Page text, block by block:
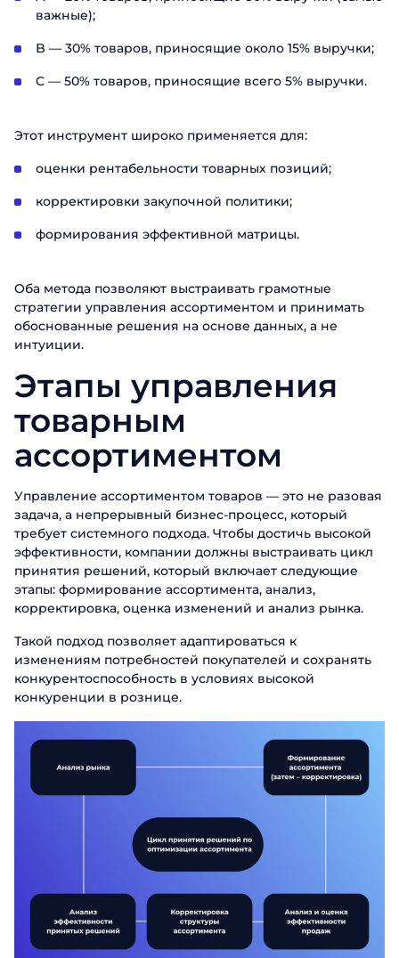
важные);
B — 30% товаров, приносящие около 15% выручки;
C — 50% товаров, приносящие всего 5% выручки.
Этот инструмент широко применяется для:
оценки рентабельности товарных позиций;
корректировки закупочной политики;
формирования эффективной матрицы.
Оба метода позволяют выстраивать грамотные
стратегии управления ассортиментом и принимать
обоснованные решения на основе данных, а не
интуиции.
Этапы управления
товарным
ассортиментом
Управление ассортиментом товаров — это не разовая
задача, а непрерывный бизнес-процесс, который
требует системного подхода. Чтобы достичь высокой
эффективности, компании должны выстраивать цикл
принятия решений, который включает следующие
этапы: формирование ассортимента, анализ,
корректировка, оценка изменений и анализ рынка.
Такой подход позволяет адаптироваться к
изменениям потребностей покупателей и сохранять
конкурентоспособность в условиях высокой
конкуренции в рознице.